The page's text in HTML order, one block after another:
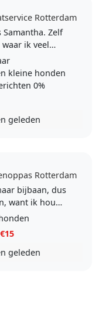
Rotterdam
ik veel
toe laat ik
familie en
kleine honden
0%
geleden
Rotterdam
bijbaan, dus
want ik hou
en heb daar
€15
geleden